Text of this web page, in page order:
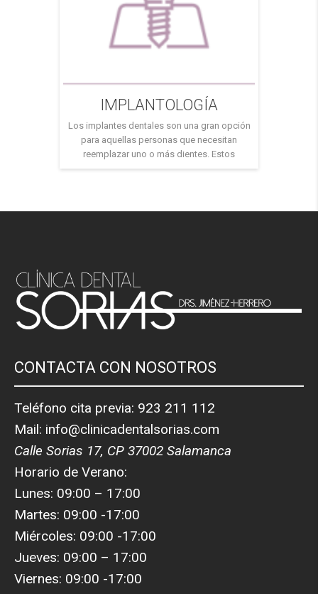
IMPLANTOLOGÍA
Los implantes dentales son una gran opción
para aquellas personas que necesitan
reemplazar uno o más dientes. Estos
dispositivos se colocan directamente en el
solución duradera y natural para los
CONTACTA CON NOSOTROS
Teléfono cita previa: 923 211 112
Mail: info@clinicadentalsorias.com
Calle Sorias 17, CP 37002 Salamanca
Horario de Verano:
Lunes: 09:00 – 17:00
Martes: 09:00 -17:00
Miércoles: 09:00 -17:00
Jueves: 09:00 – 17:00
Viernes: 09:00 -17:00